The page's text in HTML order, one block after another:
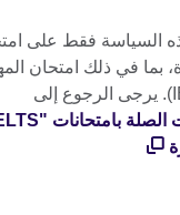
بما في ذلك امتحان